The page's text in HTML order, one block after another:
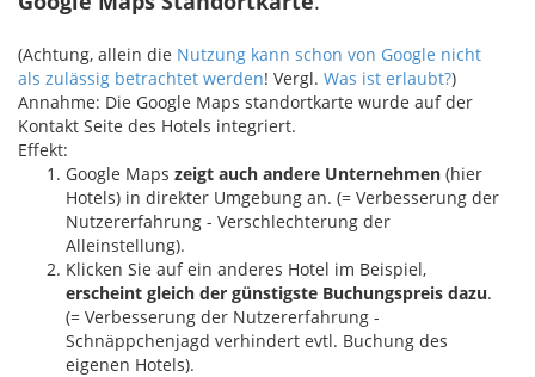
(Achtung, allein die Nutzung kann schon von Google nicht
als zulässig betrachtet werden! Vergl. Was ist erlaubt?)
Annahme: Die Google Maps standortkarte wurde auf der
Kontakt Seite des Hotels integriert.
Effekt:
Google Maps zeigt auch andere Unternehmen (hier
Hotels) in direkter Umgebung an. (= Verbesserung der
Nutzererfahrung - Verschlechterung der
Alleinstellung).
Klicken Sie auf ein anderes Hotel im Beispiel,
erscheint gleich der günstigste Buchungspreis dazu.
(= Verbesserung der Nutzererfahrung -
Schnäppchenjagd verhindert evtl. Buchung des
eigenen Hotels).